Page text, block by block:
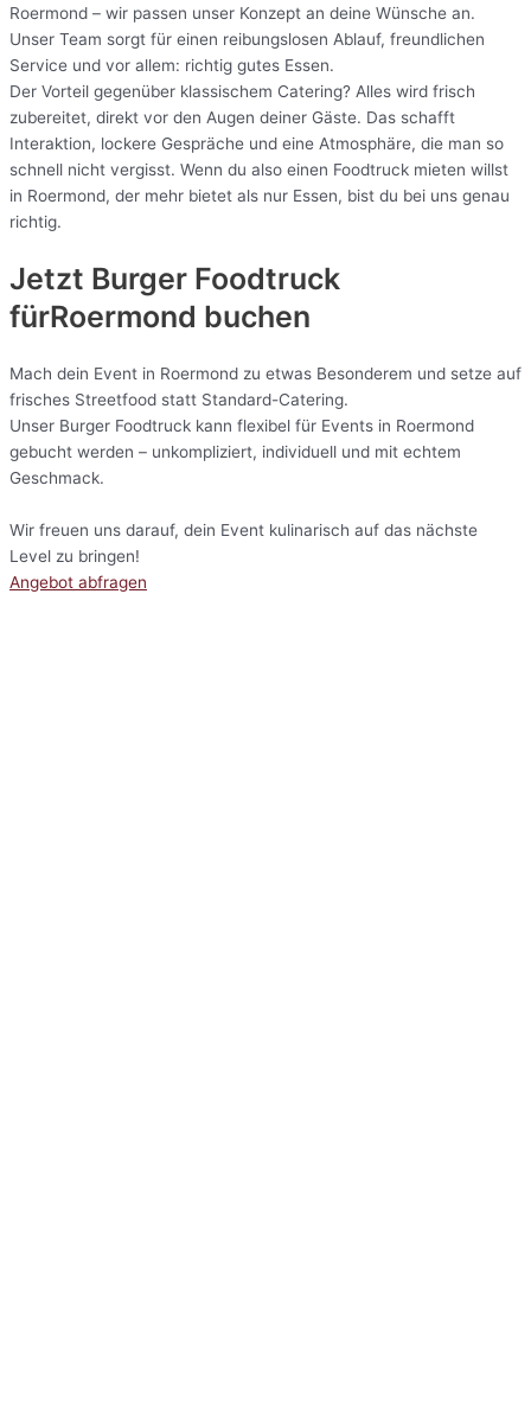
Roermond – wir passen unser Konzept an deine Wünsche an.
Unser Team sorgt für einen reibungslosen Ablauf, freundlichen
Service und vor allem: richtig gutes Essen.
Der Vorteil gegenüber klassischem Catering? Alles wird frisch
zubereitet, direkt vor den Augen deiner Gäste. Das schafft
Interaktion, lockere Gespräche und eine Atmosphäre, die man so
schnell nicht vergisst. Wenn du also einen Foodtruck mieten willst
in Roermond, der mehr bietet als nur Essen, bist du bei uns genau
richtig.
Jetzt Burger Foodtruck
fürRoermond buchen
Mach dein Event in Roermond zu etwas Besonderem und setze auf
frisches Streetfood statt Standard-Catering.
Unser Burger Foodtruck kann flexibel für Events in Roermond
gebucht werden – unkompliziert, individuell und mit echtem
Geschmack.
Wir freuen uns darauf, dein Event kulinarisch auf das nächste
Level zu bringen!
Angebot abfragen